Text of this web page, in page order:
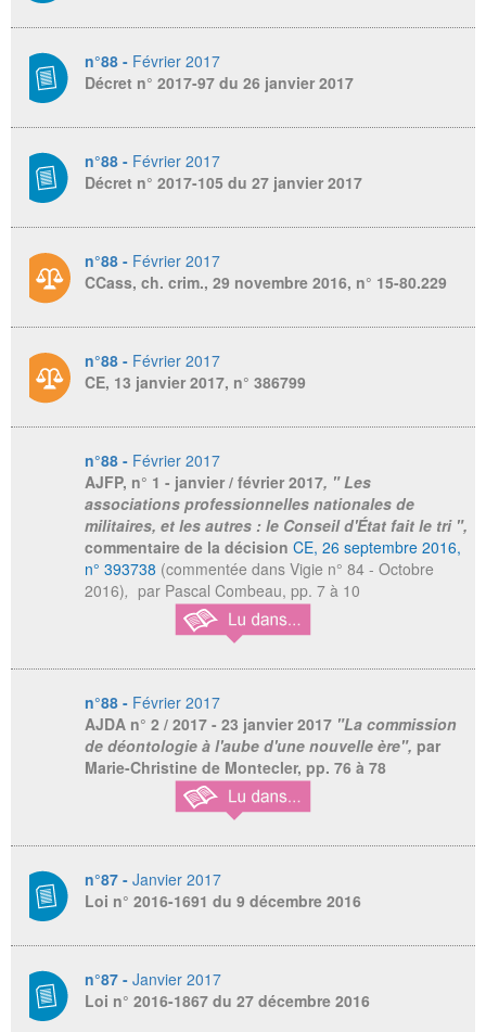
n°88 - Février 2017
Décret n° 2017-97 du 26 janvier 2017
n°88 - Février 2017
Décret n° 2017-105 du 27 janvier 2017
n°88 - Février 2017
CCass, ch. crim., 29 novembre 2016, n° 15-80.229
n°88 - Février 2017
CE, 13 janvier 2017, n° 386799
n°88 - Février 2017
AJFP, n° 1 - janvier / février 2017, " Les
associations professionnelles nationales de
militaires, et les autres : le Conseil d'État fait le tri ",
commentaire de la décision CE, 26 septembre 2016,
n° 393738 (commentée dans Vigie n° 84 - Octobre
2016), par Pascal Combeau, pp. 7 à 10
n°88 - Février 2017
AJDA n° 2 / 2017 - 23 janvier 2017 "La commission
de déontologie à l'aube d'une nouvelle ère", par
Marie-Christine de Montecler, pp. 76 à 78
n°87 - Janvier 2017
Loi n° 2016-1691 du 9 décembre 2016
n°87 - Janvier 2017
Loi n° 2016-1867 du 27 décembre 2016